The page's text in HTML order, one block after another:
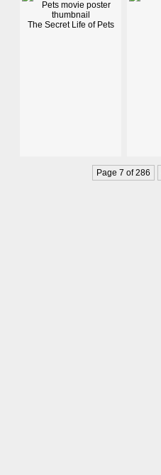
The Secret Life of Pets
Page 7 of 286